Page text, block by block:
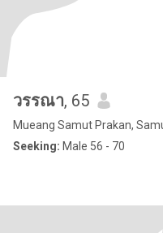
วรรณา, 65
Mueang Samut Prakan,
Seeking: Male 56 - 70